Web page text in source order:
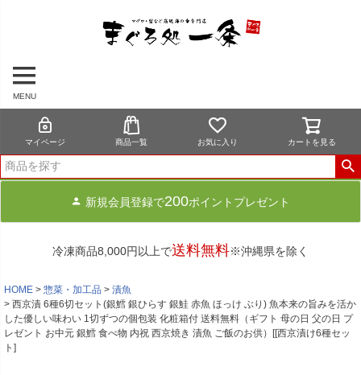
MENU
マイページ 商品一覧 お気に入り カートを見る
新規会員登録で200ポイントプレゼント
冷凍商品8,000円以上で送料無料※沖縄県を除く
HOME 惣菜・加工品
漬魚
西京漬 6種6切セット(銀鱈 銀ひらす 銀鮭 赤魚 ほっけ ぶり) 魚本来の旨みを活か
した優しい味わい 1切ずつの個包装 化粧箱付 送料無料（ギフト 母の日 父の日 プ
レゼント お中元 銀鱈 食べ物 内祝 西京焼き 漬魚 ご飯のお供）[[西京漬け6種セッ
ト]